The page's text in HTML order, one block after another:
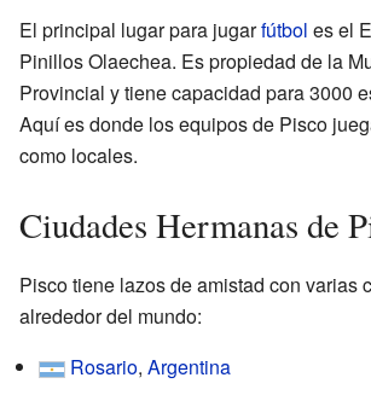
El principal lugar para jugarfútbol es el
Pinillos Olaechea. Es propiedad de la
Provincial y tiene capacidad para 3000
Aquí es donde los equipos de Pisco
como locales.
Ciudades Hermanas de
Pisco tiene lazos de amistad con varias
alrededor del mundo:
Rosario, Argentina